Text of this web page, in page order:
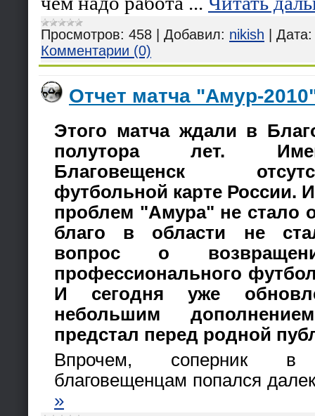
Просмотров: 458 | Добавил: nikish | Дата:
Комментарии (0)
Отчет матча "Амур-
Этого матча ждали в
полутора лет.
Благовещенск
футбольной карте России.
проблем "Амура" не стало
благо в области не
вопрос о
профессионального
И сегодня уже
небольшим
предстал перед родной
Впрочем, соперник
благовещенцам попался
»